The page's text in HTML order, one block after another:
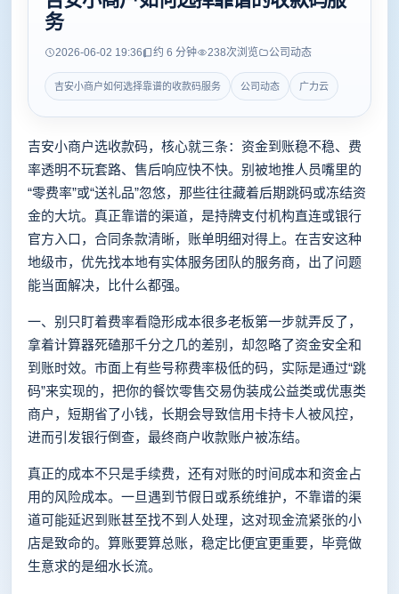
务
2026-06-02 19:36 约 6 分钟 238次浏览 公司动态
吉安小商户如何选择靠谱的收款码服务 公司动态 广力云
吉安小商户选收款码，核心就三条：资金到账稳不稳、费
率透明不玩套路、售后响应快不快。别被地推人员嘴里的
“零费率”或“送礼品”忽悠，那些往往藏着后期跳码或冻结资
金的大坑。真正靠谱的渠道，是持牌支付机构直连或银行
官方入口，合同条款清晰，账单明细对得上。在吉安这种
地级市，优先找本地有实体服务团队的服务商，出了问题
能当面解决，比什么都强。
一、别只盯着费率看隐形成本很多老板第一步就弄反了，
拿着计算器死磕那千分之几的差别，却忽略了资金安全和
到账时效。市面上有些号称费率极低的码，实际是通过“跳
码”来实现的，把你的餐饮零售交易伪装成公益类或优惠类
商户，短期省了小钱，长期会导致信用卡持卡人被风控，
进而引发银行倒查，最终商户收款账户被冻结。
真正的成本不只是手续费，还有对账的时间成本和资金占
用的风险成本。一旦遇到节假日或系统维护，不靠谱的渠
道可能延迟到账甚至找不到人处理，这对现金流紧张的小
店是致命的。算账要算总账，稳定比便宜更重要，毕竟做
生意求的是细水长流。